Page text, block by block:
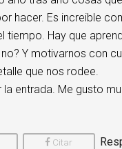
hacer. Es increible
tiempo. Hay que
no? Y motivarnos con
que nos rodee.
la entrada. Me gusto
Citar